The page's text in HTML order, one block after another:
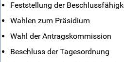
Feststellung der
Wahlen zum Präsidium
Wahl der Antragskommission
Beschluss der Tagesordnung